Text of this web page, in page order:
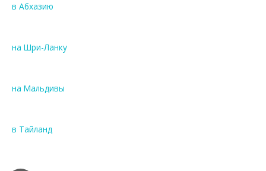
в Абхазию
на Шри-Ланку
на Мальдивы
в Тайланд